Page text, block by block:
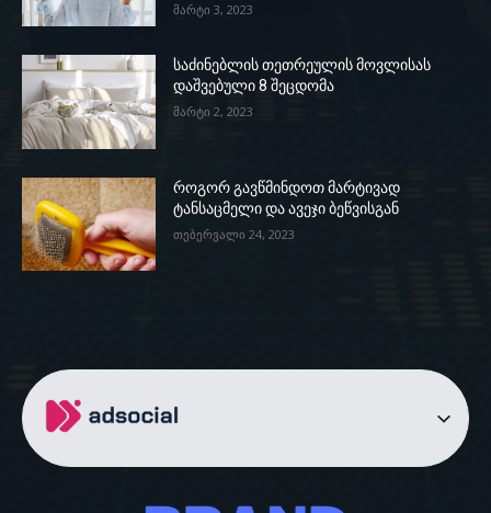
მარტი 3, 2023
საძინებლის თეთრეულის მოვლისას
დაშვებული 8 შეცდომა
მარტი 2, 2023
როგორ გავწმინდოთ მარტივად
ტანსაცმელი და ავეჯი ბეწვისგან
თებერვალი 24, 2023